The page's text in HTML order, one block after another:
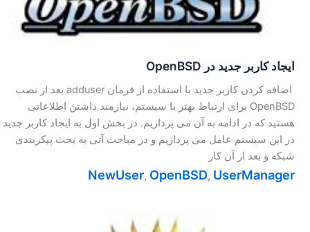
ایجاد کاربر جدید در OpenBSD
اضافه کردن کاربر جدید با استفاده از فرمان adduser بعد از نصب
OpenBSD برای ارتباط بهتر با سیستم، نیازمند داشتن اطلاعاتی
هستید که در ادامه به آن می پردازیم. در بخش اول به ایجاد کاربر جدید
در این سیستم عامل می پردازیم و در مباحث آتی به بحث پیکربندی
شبکه و بعد از آن کار
NewUser, OpenBSD, UserManager